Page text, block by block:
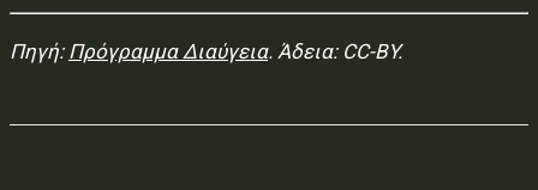
Πηγή: Πρόγραμμα Διαύγεια. Άδεια: CC-BY.